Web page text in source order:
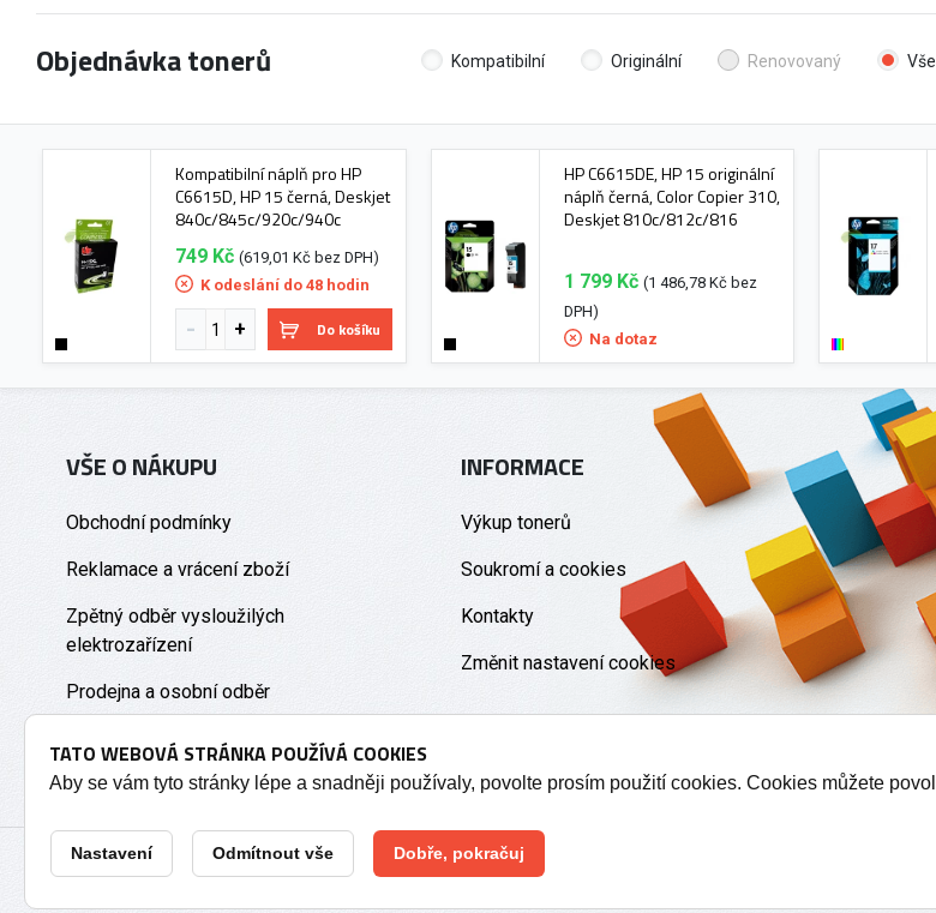
Objednávka tonerů Kompatibilní Originální Renovovaný
Kompatibilní náplň pro HP
C6615D, HP 15 černá, Deskjet
840c/845c/920c/940c
749 Kč (619,01 Kč bez DPH)
K odeslání do 48 hodin
Do košíku
HP C6615DE, HP 15 originální
náplň černá, Color Copier 310,
Deskjet 810c/812c/816
1 799 Kč (1 486,78 Kč bez
DPH)
Na dotaz
VŠE O NÁKUPU
Obchodní podmínky
Reklamace a vrácení zboží
Zpětný odběr vysloužilých
elektrozařízení
Prodejna a osobní odběr
INFORMACE
Výkup tonerů
Soukromí a cookies
Kontakty
Změnit nastavení cookies
2026 © Tonery Olomouc - Tonery do tiskáren
TATO WEBOVÁ STRÁNKA POUŽÍVÁ COOKIES
Aby se vám tyto stránky lépe a snadněji používaly, povolte prosím použití cookies. Cookies můžete
Nastavení Odmítnout vše Dobře, pokračuj